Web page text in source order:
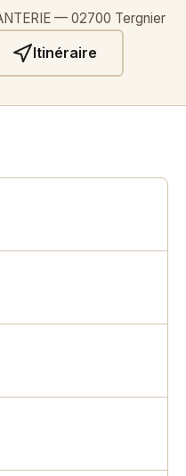
— 02700 Tergnier
Itinéraire